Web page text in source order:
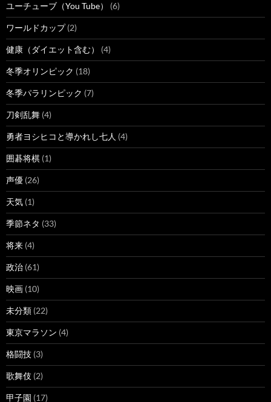
ユーチューブ（You Tube） (6)
ワールドカップ(2)
健康（ダイエット含む） (4)
冬季オリンピック (18)
冬季パラリンピック (7)
刀剣乱舞 (4)
勇者ヨシヒコと導かれし七人 (4)
囲碁将棋 (1)
声優 (26)
天気 (1)
季節ネタ (33)
将来 (4)
政治 (61)
映画 (10)
未分類 (22)
東京マラソン (4)
格闘技 (3)
歌舞伎 (2)
甲子園 (17)